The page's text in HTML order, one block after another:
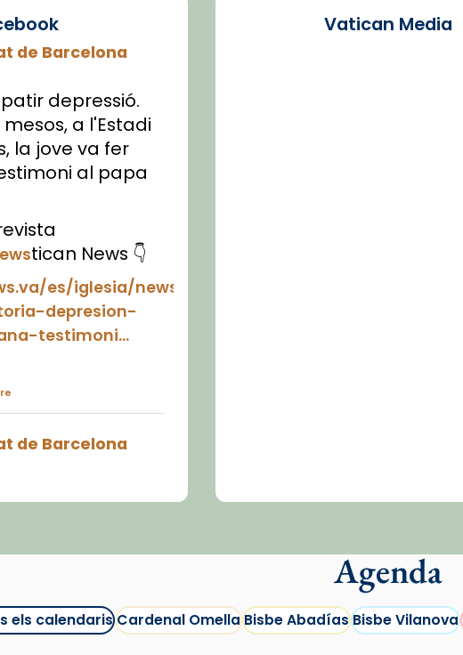
de Barcelona
depressió.
a l'Estadi
la jove va fer
al papa
tican News 👇
es/iglesia/news/2026-
depresion-
testimoni...
de Barcelona
Les Santes de
Vatican Media
Agenda
els calendarisCardenal OmellaBisbe AbadíasBisbe Vilanova